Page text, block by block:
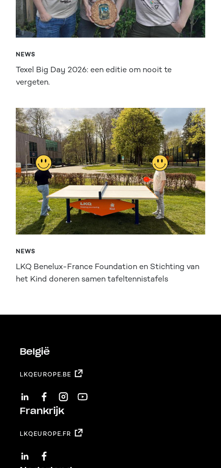
NEWS
Texel Big Day 2026: een editie om nooit te
vergeten.
NEWS
LKQ Benelux-France Foundation en Stichting van
het Kind doneren samen tafeltennistafels
België
LKQEUROPE.BE
LINKEDINFACEBOOKINSTAGRAM
YOUTUBE
Frankrijk
LKQEUROPE.FR
LINKEDINFACEBOOK